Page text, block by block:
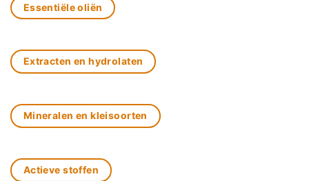
Essentiële oliën
Extracten en hydrolaten
Mineralen en kleisoorten
Actieve stoffen